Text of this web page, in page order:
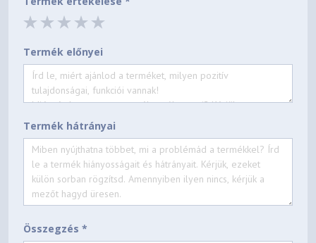
Termék előnyei
Termék hátrányai
Összegzés *